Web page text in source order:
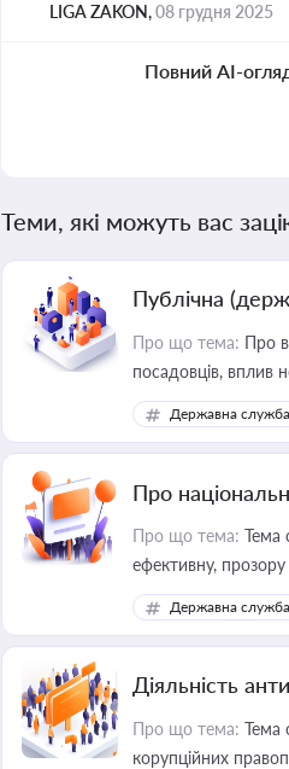
LIGA ZAKON,08 грудня 2025
Повний AI-
Теми, які можуть вас
Публічна
Про що тема: Про
посадовців, вплив
Державна служба
Про
Про що тема: Тема
ефективну, прозору
Державна служба
Діяльність
Про що тема: Тема
корупційних